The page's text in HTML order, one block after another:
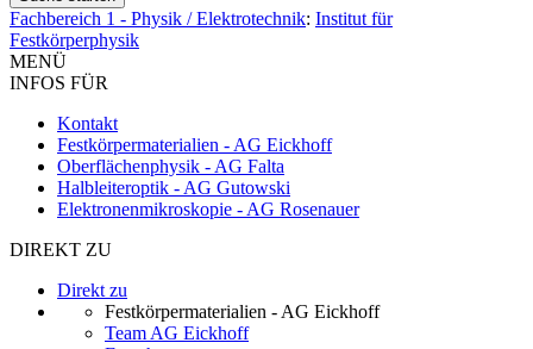
Fachbereich 1 - Physik / Elektrotechnik: Institut für
Festkörperphysik
MENÜ
INFOS FÜR
Kontakt
Festkörpermaterialien - AG Eickhoff
Oberflächenphysik - AG Falta
Halbleiteroptik - AG Gutowski
Elektronenmikroskopie - AG Rosenauer
DIREKT ZU
Direkt zu
Festkörpermaterialien - AG Eickhoff
Team AG Eickhoff